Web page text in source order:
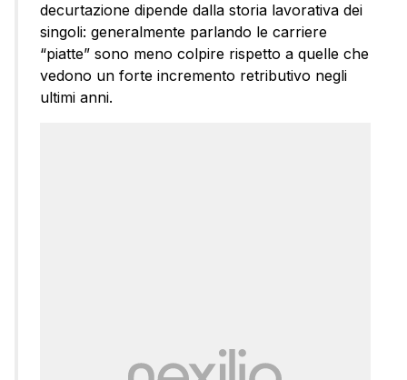
decurtazione dipende dalla storia lavorativa dei
singoli: generalmente parlando le carriere
“piatte” sono meno colpire rispetto a quelle che
vedono un forte incremento retributivo negli
ultimi anni.